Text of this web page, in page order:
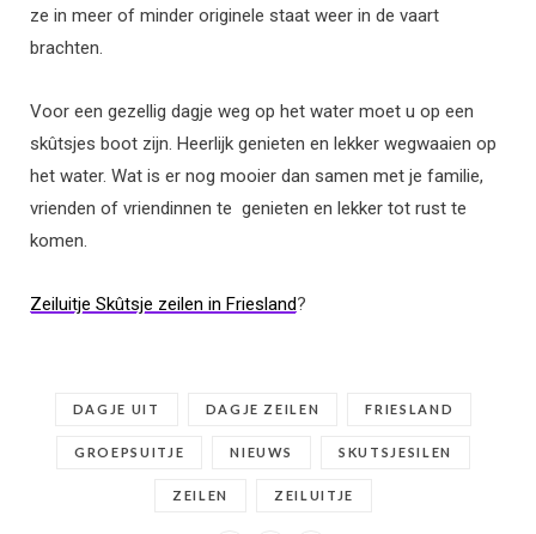
ze in meer of minder originele staat weer in de vaart
brachten.
Voor een gezellig dagje weg op het water moet u op een
skûtsjes boot zijn. Heerlijk genieten en lekker wegwaaien op
het water. Wat is er nog mooier dan samen met je familie,
vrienden of vriendinnen te genieten en lekker tot rust te
komen.
Zeiluitje Skûtsje zeilen in Friesland?
DAGJE UIT DAGJE ZEILEN FRIESLAND
GROEPSUITJE NIEUWS SKUTSJESILEN
ZEILEN ZEILUITJE